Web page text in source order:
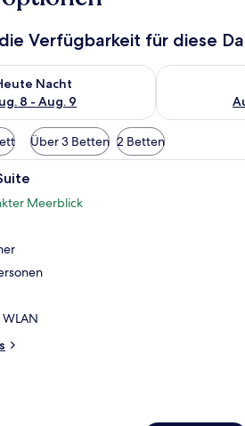
Verfügbarkeit für diese
Nacht
8 - Aug. 9
für heute Nacht, Aug. 8
Überprüfe
Über 3 Betten 2 Betten
Ein Hotelzimmer mit einem
Meerblick